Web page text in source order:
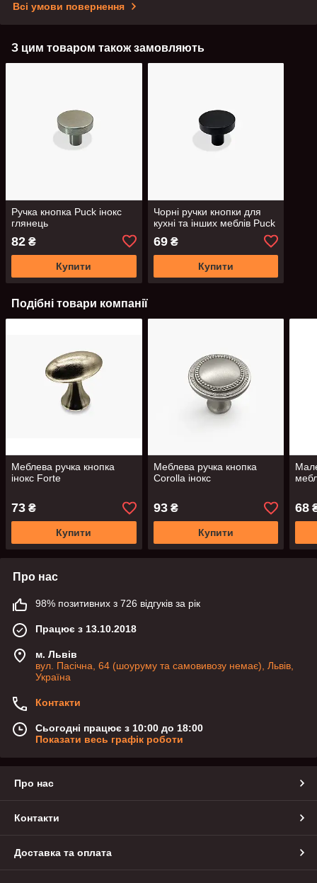
Всі умови повернення
З цим товаром також замовляють
Ручка кнопка Puck інокс
глянець
82 ₴
Купити
Чорні ручки кнопки для
кухні та інших меблів Puck
69₴
Купити
Подібні товари компанії
Меблева ручка кнопка
інокс Forte
73 ₴
Купити
Меблева ручка кнопка
Corolla інокс
93₴
Купити
68
Про нас
98% позитивних з 726 відгуків за рік
Працює з 13.10.2018
м. Львів
вул. Пасічна, 64 (шоуруму та самовивозу немає), Львів,
Україна
Контакти
Сьогодні працює з 10:00 до 18:00
Показати весь графік роботи
Про нас
Контакти
Доставка та оплата